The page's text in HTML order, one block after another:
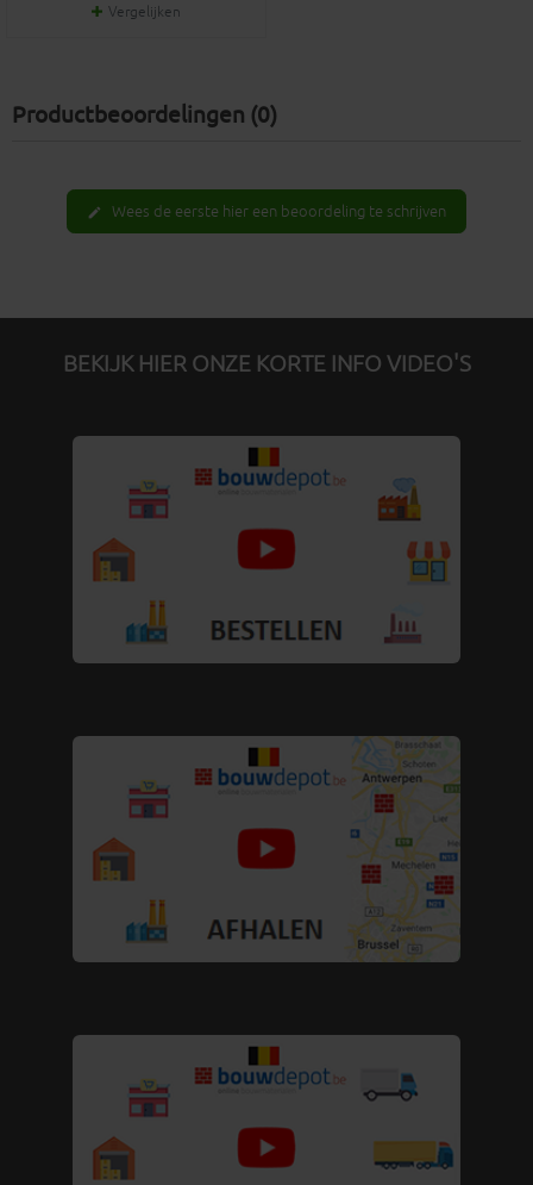
Vergelijken
Productbeoordelingen (0)
edit Wees de eerste hier een beoordeling te schrijven
BEKIJK HIER ONZE KORTE INFO VIDEO'S